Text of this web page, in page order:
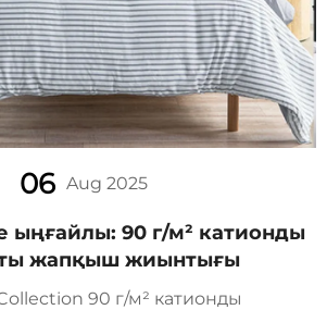
06 Aug 2025
ыңғайлы: 90 г/м² катионды
жапқыш жиынтығы
90 г/м² катионды